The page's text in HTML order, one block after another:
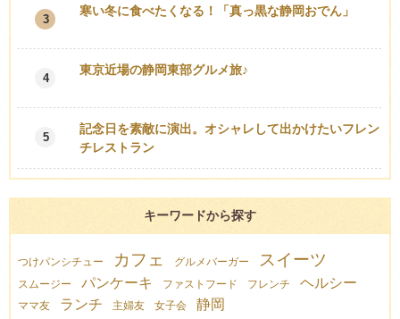
3
寒い冬に食べたくなる！「真っ黒な静岡おでん」
4
東京近場の静岡東部グルメ旅♪
5
記念日を素敵に演出。オシャレして出かけたいフレン
チレストラン
キーワードから探す
つけパンシチュー カフェ グルメバーガー スイーツ
スムージー パンケーキ ファストフード フレンチ ヘルシー
ママ友 ランチ 主婦友 女子会 静岡